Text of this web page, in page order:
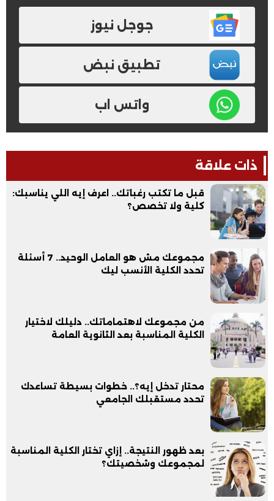
جوجل نيوز
تطبيق نبض
واتس اب
ذات علاقة
قبل ما تكتب رغباتك.. اعرف إيه اللي يناسبك:
كلية ولا تخصص؟
مجموعك مش هو العامل الوحيد.. 7 أسئلة
تحدد الكلية الأنسب ليك
من مجموعك لاهتماماتك.. دليلك لاختيار
الكلية المناسبة بعد الثانوية العامة
محتار تدخل إيه؟.. خطوات بسيطة تساعدك
تحدد مستقبلك الجامعي
بعد ظهور النتيجة.. إزاي تختار الكلية المناسبة
لمجموعك وشخصيتك؟